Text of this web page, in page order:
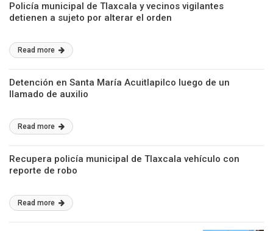
Policía municipal de Tlaxcala y vecinos vigilantes
detienen a sujeto por alterar el orden
Read more
Detención en Santa María Acuitlapilco luego de un
llamado de auxilio
Read more
Recupera policía municipal de Tlaxcala vehículo con
reporte de robo
Read more